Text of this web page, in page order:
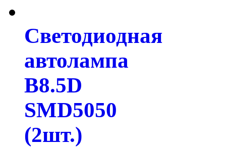
Светодиодная
автолампа
B8.5D
SMD5050
(2шт.)